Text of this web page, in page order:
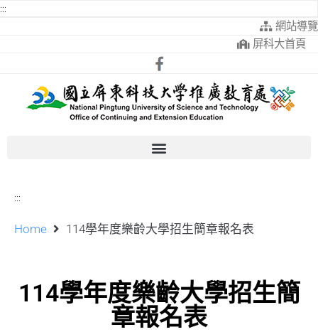
:::
網站導覽
屏科大首頁
:::
Home 114學年度樂齡大學招生簡章報名表
114學年度樂齡大學招生簡
章報名表